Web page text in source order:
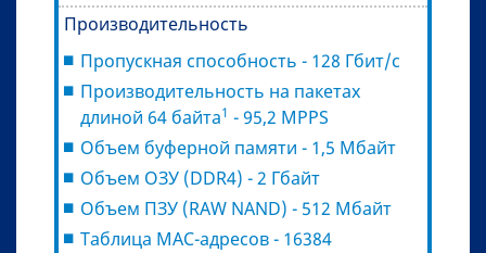
Производительность
Пропускная способность - 128 Гбит/с
Производительность на пакетах
длиной 64 байта1 - 95,2 MPPS
Объем буферной памяти - 1,5 Мбайт
Объем ОЗУ (DDR4) - 2 Гбайт
Объем ПЗУ (RAW NAND) - 512 Мбайт
Таблица MAC-адресов - 16384